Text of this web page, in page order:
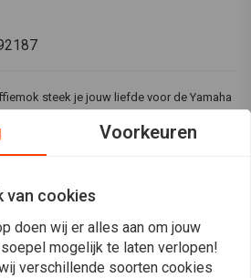
steek je jouw liefde voor de Yamaha
Voorkeuren
van cookies
doen wij er alles aan om jouw
mogelijk te laten verlopen!
verschillende soorten cookies